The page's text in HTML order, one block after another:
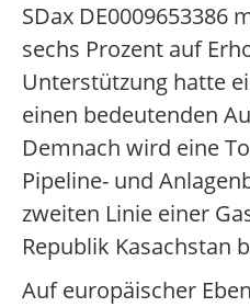
SDax DE0009653386
sechs Prozent auf
Unterstützung hatte
einen bedeutenden
Demnach wird eine
Pipeline- und
zweiten Linie einer
Republik Kasachstan
Auf europäischer